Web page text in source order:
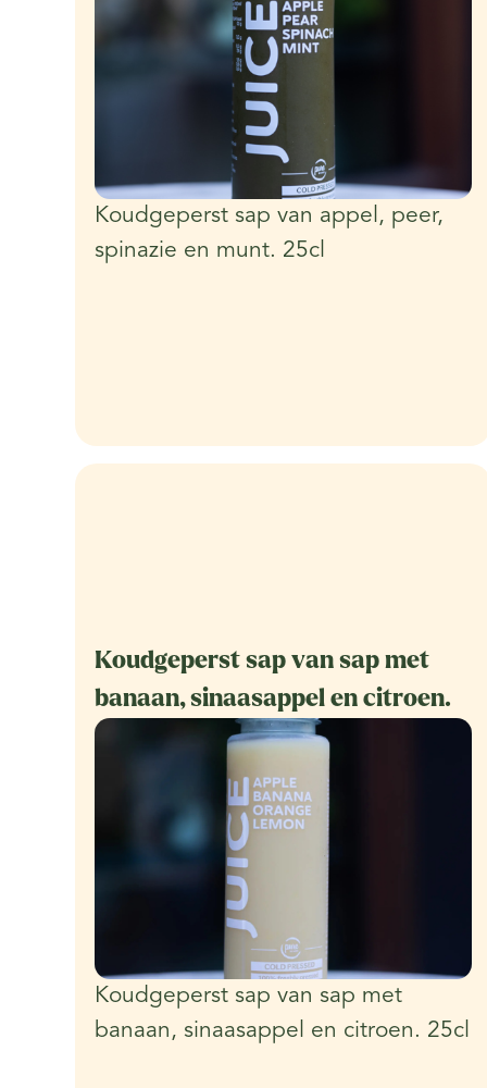
Koudgeperst sap van appel, peer,
spinazie en munt. 25cl
Koudgeperst sap van sap met
banaan, sinaasappel en citroen.
Koudgeperst sap van sap met
banaan, sinaasappel en citroen. 25cl